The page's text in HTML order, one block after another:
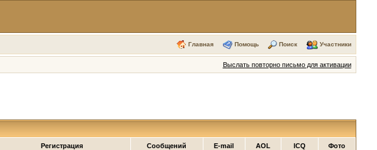
Главная Помощь Поиск Участники
Выслать повторно письмо для активации
Регистрация Сообщений E-mail AOL ICQ Фото